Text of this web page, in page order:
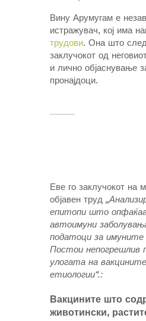
Вину Арумугам е
истражувач, кој има
трудови. Она што
заклучокот од
и лично објаснување
пронајдоци.
Еве го заклучокот на
објавен труд
епитопи што
автоимуни
податоци за
Постои непогрешлив
улогата на
етиологии“.:
Вакцините што
животински,